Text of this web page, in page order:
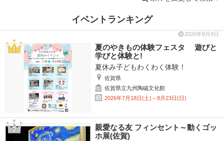
イベントランキング
2026年8月9日
夏のやきもの体験フェスタ 遊びと
学びと体験と!
夏休み子どもわくわく体験！
佐賀県
佐賀県立九州陶磁文化館
2026年7月18日(土)～8月23日(日)
親愛なる友 フィンセント～動くゴッ
ホ展(佐賀)